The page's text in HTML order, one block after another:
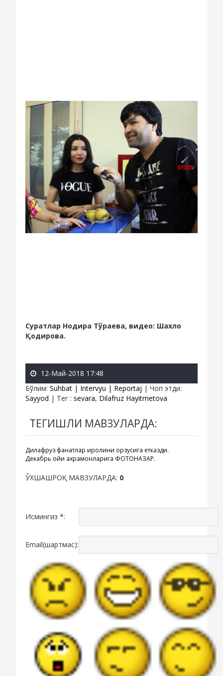
Суратлар Нодира Тўраева, видео: Шахло
Қодирова.
12-Май-2018 17:48
Бўлим: Suhbat | Intervyu | Reportaj | Чоп этди:
Sayyod | Тег : sevara, Dilafruz Hayitmetova
ТЕГИШЛИ МАВЗУЛАРДА:
Дилафруз фанатлар қиролини орзусига етказди.
Декабрь ойи қахрамонларига ФОТОНАЗАР.
ЎХШАШРОҚ МАВЗУЛАРДА: 0
Исмингиз *:
Email(шартмас):